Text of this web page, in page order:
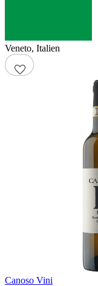
Veneto, Italien
Canoso Vini